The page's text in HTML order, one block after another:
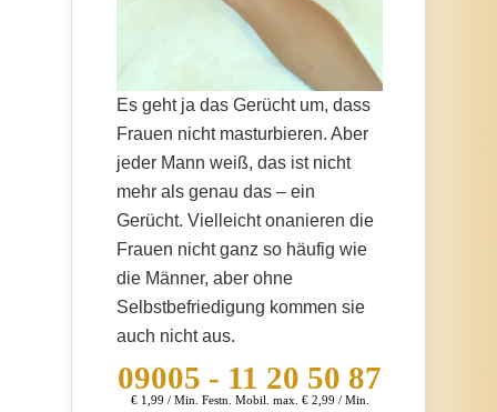
Es geht ja das Gerücht um, dass
Frauen nicht masturbieren. Aber
jeder Mann weiß, das ist nicht
mehr als genau das – ein
Gerücht. Vielleicht onanieren die
Frauen nicht ganz so häufig wie
die Männer, aber ohne
Selbstbefriedigung kommen sie
auch nicht aus.
09005 - 11 20 50 87
€ 1,99 / Min. Festn. Mobil. max. € 2,99 / Min.